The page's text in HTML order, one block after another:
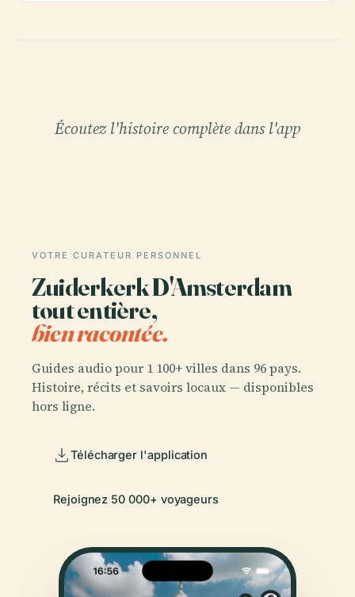
Écoutez l'histoire complète dans l'app
VOTRE CURATEUR PERSONNEL
Zuiderkerk D'Amsterdam
tout entière,
bien racontée.
Guides audio pour 1 100+ villes dans 96 pays.
Histoire, récits et savoirs locaux — disponibles
hors ligne.
Télécharger l'application
Rejoignez 50 000+ voyageurs